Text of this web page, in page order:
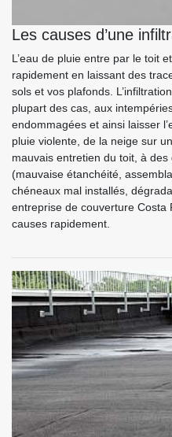
Les causes d’une
L’eau de pluie entre par le toit
rapidement en laissant des
sols et vos plafonds.
plupart des cas, aux
endommagées et ainsi laisser
pluie violente, de la neige sur
mauvais entretien du toit, à
(mauvaise étanchéité,
chéneaux mal installés,
entreprise de couverture Costa
causes rapidement.